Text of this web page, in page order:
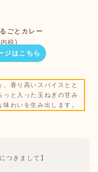
ごとカレー
税)
ジはこちら
香り高いスパイスとと
っと入った玉ねぎの甘み
わいを生み出します。
つきまして】